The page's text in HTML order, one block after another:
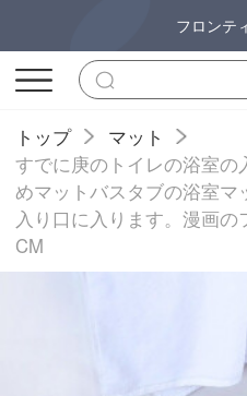
フロンテ
トップ
マット
すでに庚のトイレの浴室
めマットバスタブの浴室
入り口に入ります。漫画
CM